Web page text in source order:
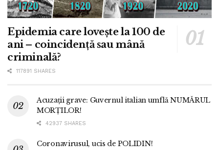
Epidemia care lovește la 100 de
ani – coincidență sau mână
criminală?
117891 SHARES
Acuzații grave: Guvernul italian umflă NUMĂRUL
MORȚILOR!
42937 SHARES
Coronavirusul, ucis de POLIDIN!